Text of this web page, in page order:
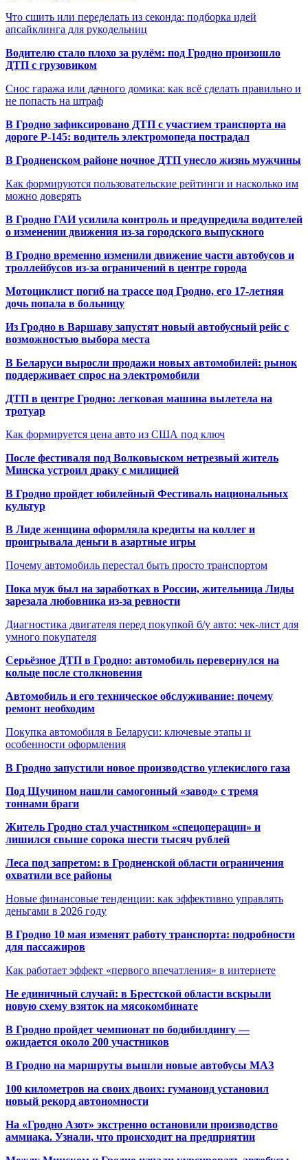
Что сшить или переделать из секонда: подборка идей
апсайклинга для рукодельниц
Водителю стало плохо за рулём: под Гродно произошло
ДТП с грузовиком
Снос гаража или дачного домика: как всё сделать правильно и
не попасть на штраф
В Гродно зафиксировано ДТП с участием транспорта на
дороге Р-145: водитель электромопеда пострадал
В Гродненском районе ночное ДТП унесло жизнь мужчины
Как формируются пользовательские рейтинги и насколько им
можно доверять
В Гродно ГАИ усилила контроль и предупредила водителей
о изменении движения из-за городского выпускного
В Гродно временно изменили движение части автобусов и
троллейбусов из-за ограничений в центре города
Мотоциклист погиб на трассе под Гродно, его 17-летняя
дочь попала в больницу
Из Гродно в Варшаву запустят новый автобусный рейс с
возможностью выбора места
В Беларуси выросли продажи новых автомобилей: рынок
поддерживает спрос на электромобили
ДТП в центре Гродно: легковая машина вылетела на
тротуар
Как формируется цена авто из США под ключ
После фестиваля под Волковыском нетрезвый житель
Минска устроил драку с милицией
В Гродно пройдет юбилейный Фестиваль национальных
культур
В Лиде женщина оформляла кредиты на коллег и
проигрывала деньги в азартные игры
Почему автомобиль перестал быть просто транспортом
Пока муж был на заработках в России, жительница Лиды
зарезала любовника из-за ревности
Диагностика двигателя перед покупкой б/у авто: чек-лист для
умного покупателя
Серьёзное ДТП в Гродно: автомобиль перевернулся на
кольце после столкновения
Автомобиль и его техническое обслуживание: почему
ремонт необходим
Покупка автомобиля в Беларуси: ключевые этапы и
особенности оформления
В Гродно запустили новое производство углекислого газа
Под Щучином нашли самогонный «завод» с тремя
тоннами браги
Житель Гродно стал участником «спецоперации» и
лишился свыше сорока шести тысяч рублей
Леса под запретом: в Гродненской области ограничения
охватили все районы
Новые финансовые тенденции: как эффективно управлять
деньгами в 2026 году
В Гродно 10 мая изменят работу транспорта: подробности
для пассажиров
Как работает эффект «первого впечатления» в интернете
Не единичный случай: в Брестской области вскрыли
новую схему взяток на мясокомбинате
В Гродно пройдет чемпионат по бодибилдингу —
ожидается около 200 участников
В Гродно на маршруты вышли новые автобусы МАЗ
100 километров на своих двоих: гуманоид установил
новый рекорд автономности
На «Гродно Азот» экстренно остановили производство
аммиака. Узнали, что происходит на предприятии